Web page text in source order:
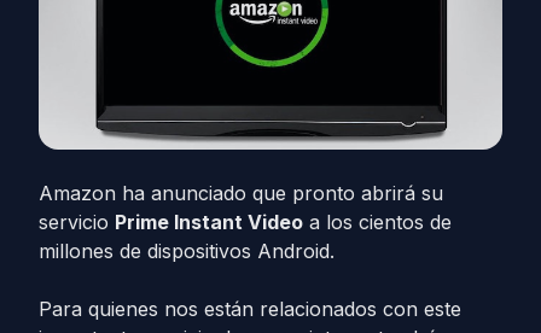
Amazon ha anunciado que pronto abrirá su
servicio Prime Instant Video a los cientos de
millones de dispositivos Android.
Para quienes nos están relacionados con este